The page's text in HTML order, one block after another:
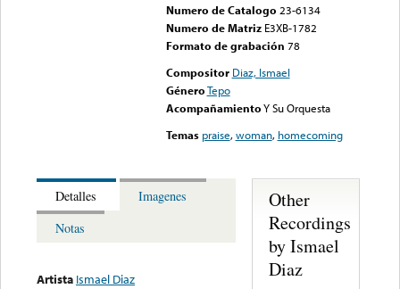
Numero de Catalogo 23-6134
Numero de Matriz E3XB-1782
Formato de grabación 78
Compositor Diaz, Ismael
GéneroTepo
AcompañamientoY Su Orquesta
Temas praise,woman, homecoming
Detalles
Imagenes
Notas
Artista Ismael Diaz
Other
Recordings
by Ismael
Diaz